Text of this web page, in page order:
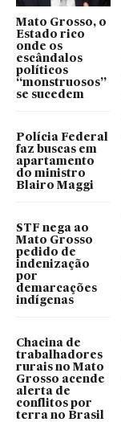
Mato Grosso, o
Estado rico
onde os
escândalos
políticos
“monstruosos”
se sucedem
Polícia Federal
faz buscas em
apartamento
do ministro
Blairo Maggi
STF nega ao
Mato Grosso
pedido de
indenização
por
demarcações
indígenas
Chacina de
trabalhadores
rurais no Mato
Grosso acende
alerta de
conflitos por
terra no Brasil